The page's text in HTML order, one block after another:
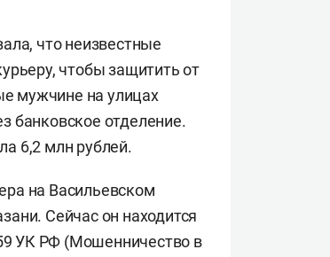
что неизвестные
чтобы защитить от
мужчине на улицах
банковское отделение.
6,2 млн рублей.
на Васильевском
Сейчас он находится
УК РФ (Мошенничество в